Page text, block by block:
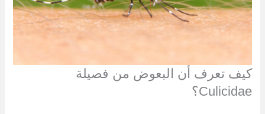
كيف تعرف أن البعوض من فصيلة
Culicidae؟